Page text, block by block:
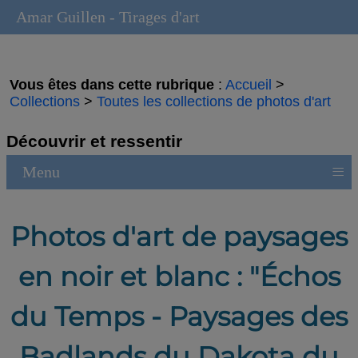
Vous êtes dans cette rubrique :Accueil >
Collections >Toutes les collections de photos d'art
Découvrir et ressentir
Menu ≡
Photos d'art de paysages
en noir et blanc : "Échos
du Temps - Paysages des
Amar Guillen - Tirages d'art